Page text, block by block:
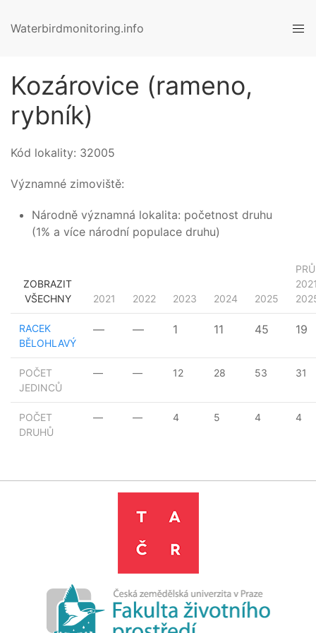
Waterbirdmonitoring.info
Kozárovice (rameno,
rybník)
Kód lokality: 32005
Významné zimoviště:
Národně významná lokalita: početnost druhu
(1% a více národní populace druhu)
ZOBRAZIT
VŠECHNY
2021 2022 2023 2024 2025
POČET
JEDINCŮ
— — 12 28 53 31
POČET
DRUHŮ
— — 4 5 4 4
RACEK
BĚLOHLAVÝ
— — 1 11 45 19